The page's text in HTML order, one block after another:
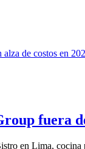
fuera
en Lima,